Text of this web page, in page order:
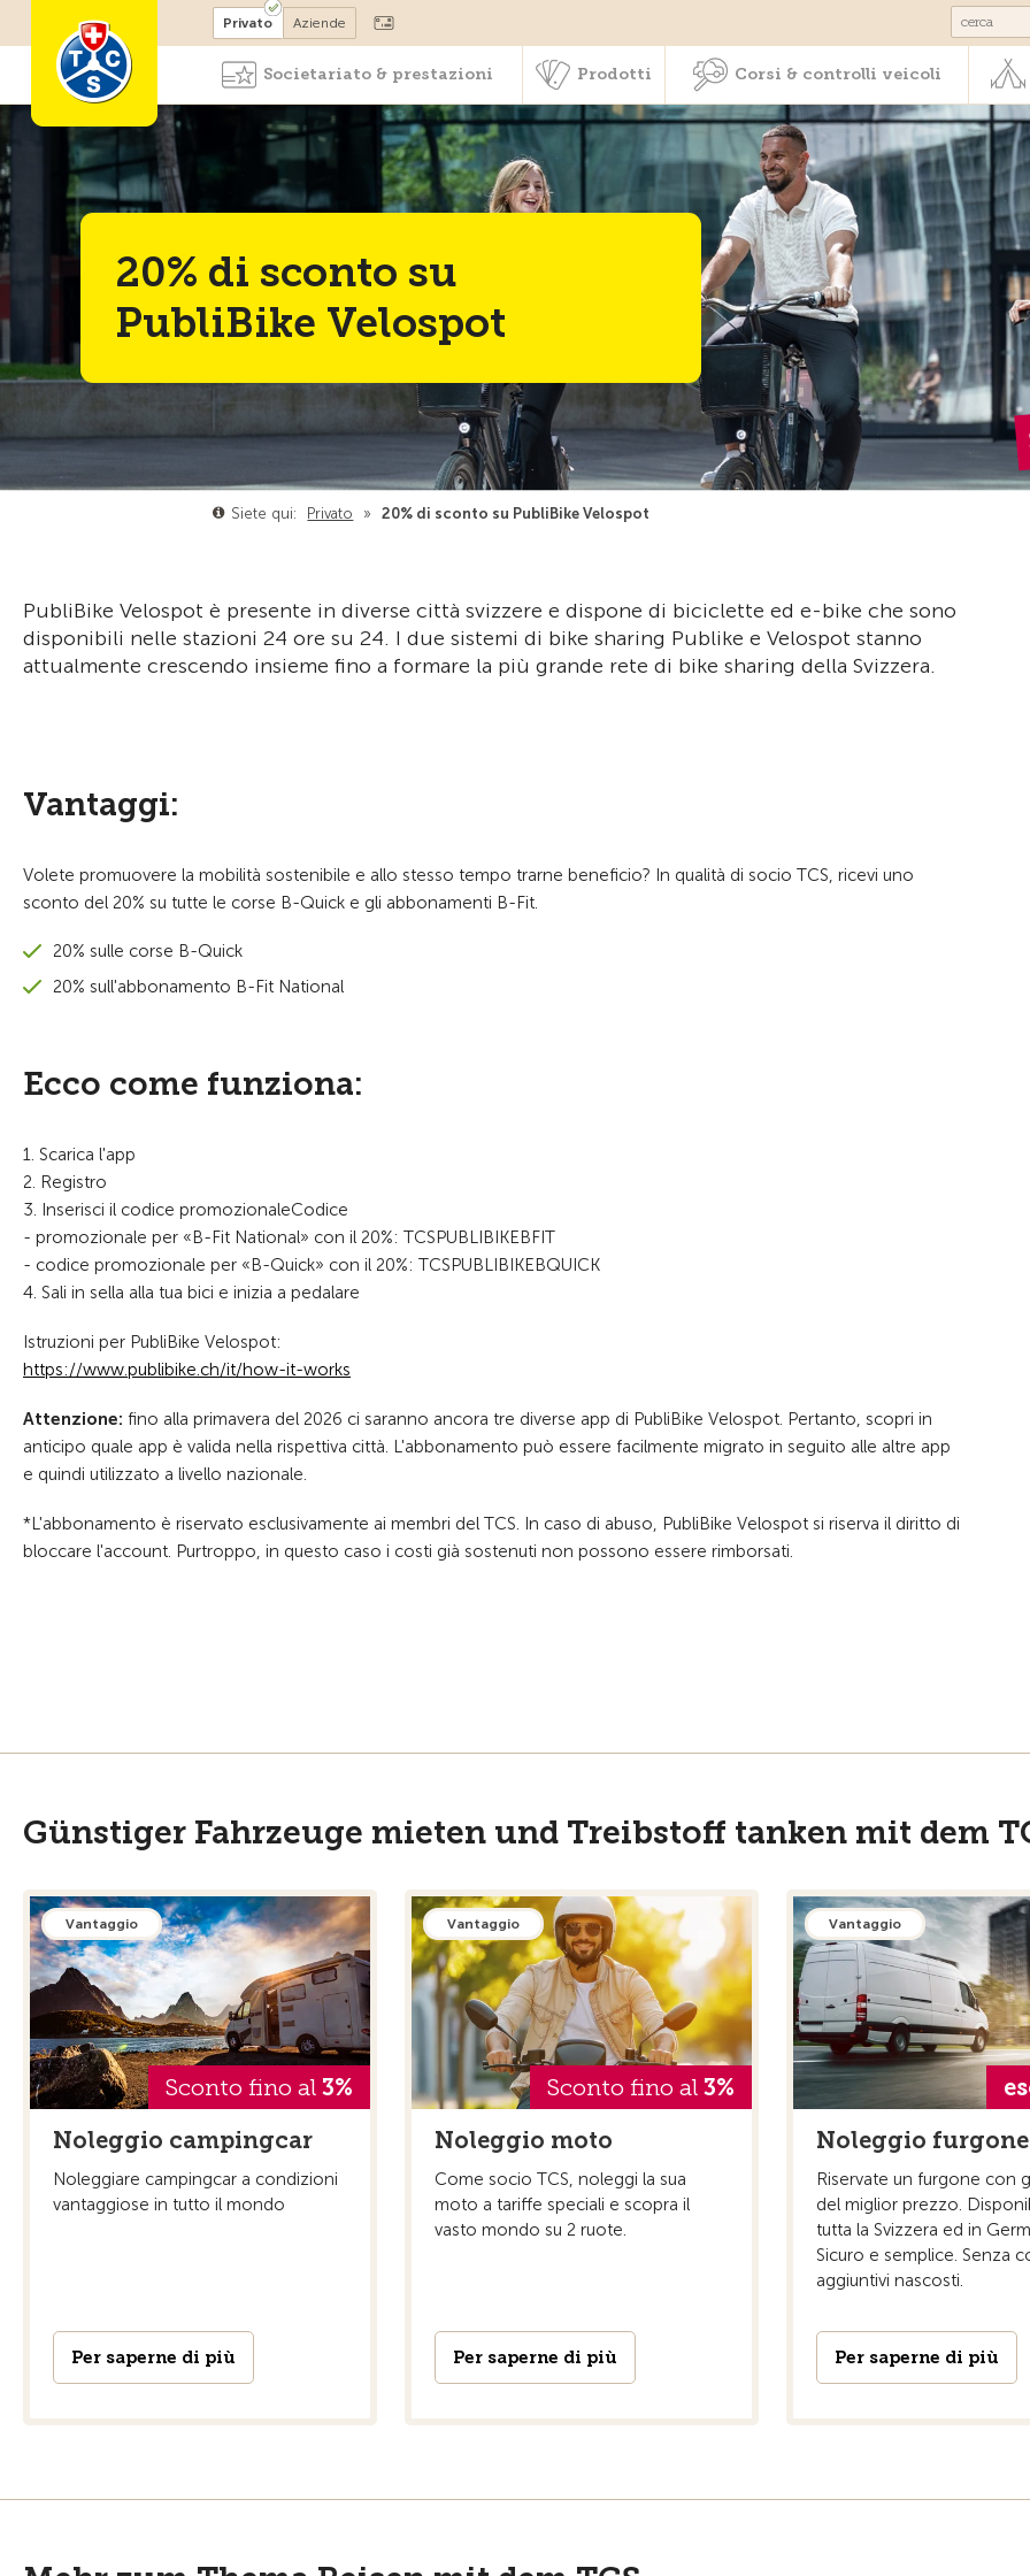
Diventare socio Corsi & controlli
Privato Aziende
Societariato & prestazioni Prodotti Corsi & controlli veicoli
20% di sconto su
PubliBike Velospot
Siete qui: Privato » 20% di sconto su PubliBike Velospot
PubliBike Velospot è presente in diverse città svizzere e dispone di biciclette ed e-bike che sono
disponibili nelle stazioni 24 ore su 24. I due sistemi di bike sharing Publike e Velospot stanno
attualmente crescendo insieme fino a formare la più grande rete di bike sharing della Svizzera.
Vantaggi:
Volete promuovere la mobilità sostenibile e allo stesso tempo trarne beneficio? In qualità di socio TCS, ricevi uno
sconto del 20% su tutte le corse B-Quick e gli abbonamenti B-Fit.
20% sulle corse B-Quick
20% sull'abbonamento B-Fit National
Ecco come funziona:
1. Scarica l'app
2. Registro
3. Inserisci il codice promozionaleCodice
- promozionale per «B-Fit National» con il 20%: TCSPUBLIBIKEBFIT
- codice promozionale per «B-Quick» con il 20%: TCSPUBLIBIKEBQUICK
4. Sali in sella alla tua bici e inizia a pedalare
Istruzioni per PubliBike Velospot:
https://www.publibike.ch/it/how-it-works
Attenzione: fino alla primavera del 2026 ci saranno ancora tre diverse app di PubliBike Velospot. Pertanto, scopri in
anticipo quale app è valida nella rispettiva città. L'abbonamento può essere facilmente migrato in seguito alle altre app
e quindi utilizzato a livello nazionale.
*L'abbonamento è riservato esclusivamente ai membri del TCS. In caso di abuso, PubliBike Velospot si riserva il diritto di
bloccare l'account. Purtroppo, in questo caso i costi già sostenuti non possono essere rimborsati.
Günstiger Fahrzeuge mieten und Treibstoff tanken mit dem
Vantaggio
Sconto fino al 3%
Noleggio campingcar
Noleggiare campingcar a condizioni
vantaggiose in tutto il mondo
Per saperne di più
Vantaggio
Sconto fino al 3%
Noleggio moto
Come socio TCS, noleggi la sua
moto a tariffe speciali e scopra il
vasto mondo su 2 ruote.
Per saperne di più
Vantaggio
Noleggio furgone
Riservate un furgone con
del miglior prezzo.
tutta la Svizzera ed in
Sicuro e semplice. Senza
aggiuntivi nascosti.
Per saperne di più